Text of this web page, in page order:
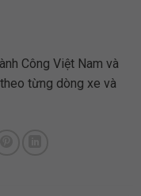
Công Việt Nam và
từng dòng xe và